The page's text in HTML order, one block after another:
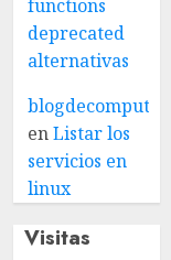
functions
deprecated
alternativas
enListar los
servicios en
linux
Visitas